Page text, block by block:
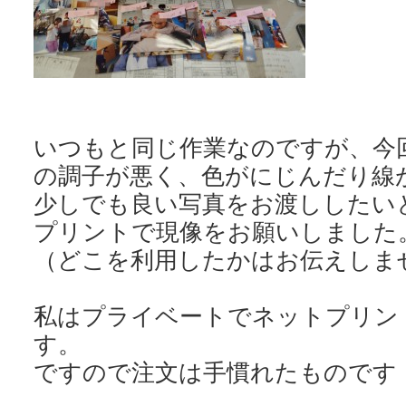
いつもと同じ作業なのですが、
の調子が悪く、色がにじんだり
少しでも良い写真をお渡しした
プリントで現像をお願いしました
（どこを利用したかはお伝えしま
私はプライベートでネットプリ
す。
ですので注文は手慣れたものです